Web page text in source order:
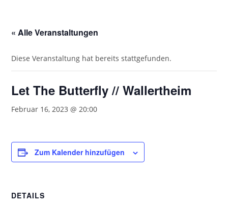
« Alle Veranstaltungen
Diese Veranstaltung hat bereits stattgefunden.
Let The Butterfly // Wallertheim
Februar 16, 2023 @ 20:00
Zum Kalender hinzufügen
DETAILS